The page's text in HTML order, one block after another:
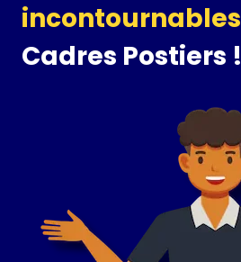
incontournables
Cadres Postiers !